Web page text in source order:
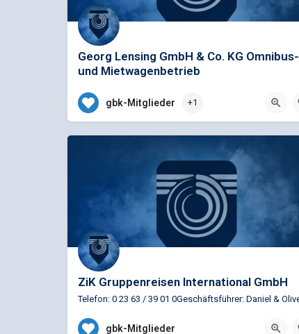
Georg Lensing GmbH & Co. KG Omnibus-
und Mietwagenbetrieb
0 28 64/88 00 2 - 00
gbk-Mitglieder +1
ZiK Gruppenreisen International GmbH
0 23 63 / 39 01 0
gbk-Mitglieder